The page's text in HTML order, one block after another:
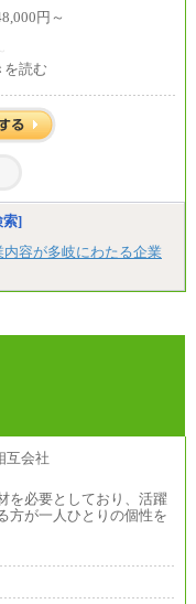
円～
読む
索]
内容が多岐にわたる企業
を必要としており、活躍
方が一人ひとりの個性を